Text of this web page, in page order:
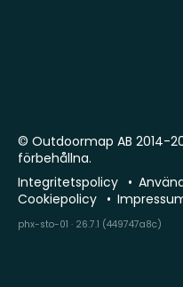
© Outdoormap AB 2014-
förbehållna.
Integritetspolicy
Cookiepolicy
phx-sto-01 · 26.7.1 (449747a8c)